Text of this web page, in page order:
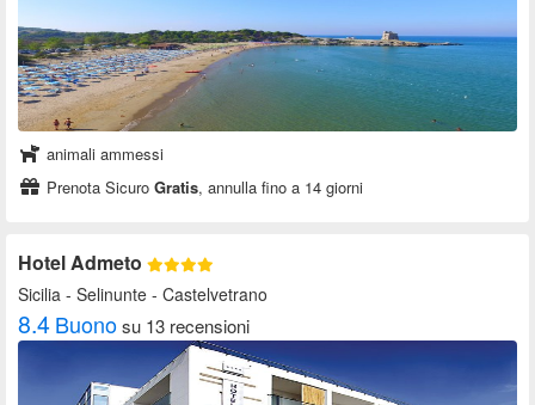
animali ammessi
Prenota Sicuro Gratis, annulla fino a 14 giorni
Hotel Admeto
Sicilia - Selinunte - Castelvetrano
8.4Buonosu 13 recensioni